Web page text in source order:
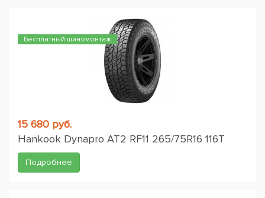
Бесплатный шиномонтаж
15 680 руб.
Hankook Dynapro AT2 RF11 265/75R16 116T
Подробнее